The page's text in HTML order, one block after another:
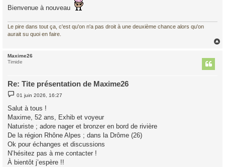
Bienvenue à nouveau
Le pire dans tout ça, c'est qu'on n'a pas droit à une deuxième chance alors qu'on
aurait su quoi en faire.
Maxime26
Timide
Re: Tite présentation de Maxime26
M
e
s
s
a
g
e
01 juin 2026, 16:27
Salut à tous !
Maxime, 52 ans, Exhib et voyeur
Naturiste ; adore nager et bronzer en bord de rivière
De la région Rhône Alpes ; dans la Drôme (26)
Ok pour échanges et discussions
N’hésitez pas à me contacter !
À bientôt j’espère !!